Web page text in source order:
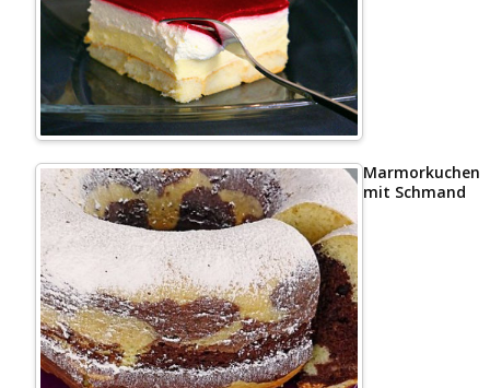
Marmorkuchen
mit Schmand